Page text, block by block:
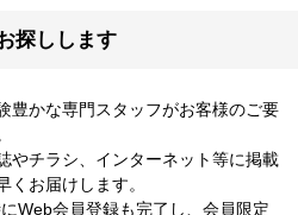
探しします
豊かな専門スタッフがお客様のご要
やチラシ、インターネット等に掲載
くお届けします。
Web会員登録も完了し、会員限定